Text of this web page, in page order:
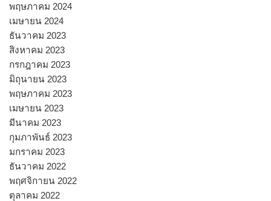
พฤษภาคม 2024
เมษายน 2024
ธันวาคม 2023
สิงหาคม 2023
กรกฎาคม 2023
มิถุนายน 2023
พฤษภาคม 2023
เมษายน 2023
มีนาคม 2023
กุมภาพันธ์ 2023
มกราคม 2023
ธันวาคม 2022
พฤศจิกายน 2022
ตุลาคม 2022